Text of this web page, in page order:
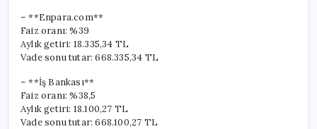
– **Enpara.com**
Faiz oranı: %39
Aylık getiri: 18.335,34 TL
Vade sonu tutar: 668.335,34 TL
– **İş Bankası**
Faiz oranı: %38,5
Aylık getiri: 18.100,27 TL
Vade sonu tutar: 668.100,27 TL